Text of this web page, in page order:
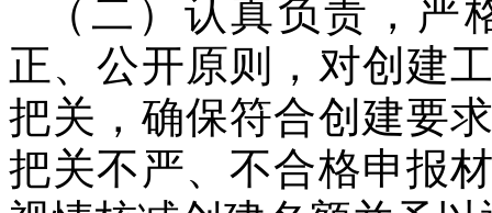
（二）认真负责，
正、公开原则，对创建
把关，确保符合创建要
把关不严、不合格申报